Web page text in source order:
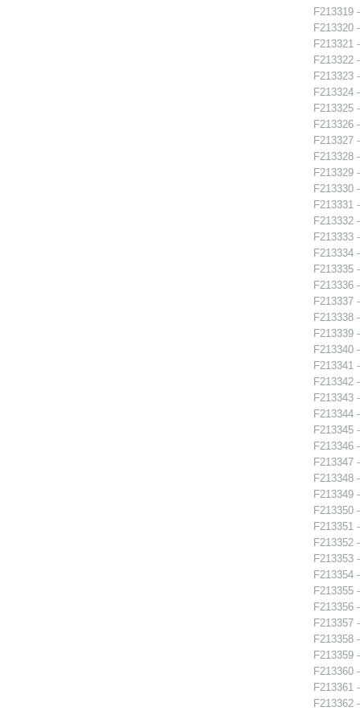
F213319
F213320
F213321
F213322
F213323
F213324
F213325
F213326
F213327
F213328
F213329
F213330
F213331
F213332
F213333
F213334
F213335
F213336
F213337
F213338
F213339
F213340
F213341
F213342
F213343
F213344
F213345
F213346
F213347
F213348
F213349
F213350
F213351
F213352
F213353
F213354
F213355
F213356
F213357
F213358
F213359
F213360
F213361
F213362